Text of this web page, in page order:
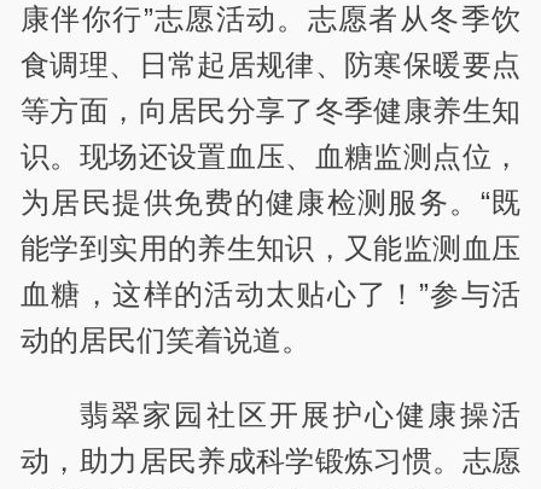
康伴你行”志愿活动。志愿者从冬季饮
食调理、日常起居规律、防寒保暖要点
等方面，向居民分享了冬季健康养生知
识。现场还设置血压、血糖监测点位，
为居民提供免费的健康检测服务。“既
能学到实用的养生知识，又能监测血压
血糖，这样的活动太贴心了！”参与活
动的居民们笑着说道。
翡翠家园社区开展护心健康操活
动，助力居民养成科学锻炼习惯。志愿